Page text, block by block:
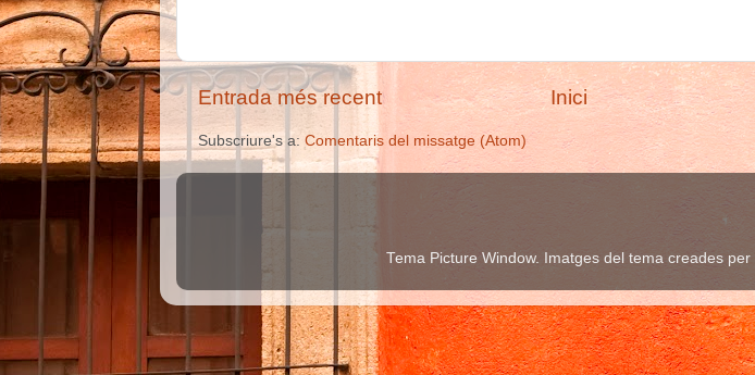
Entrada més recent Inici
Subscriure's a: Comentaris del missatge (Atom)
Tema Picture Window. Imatges del tema creades per